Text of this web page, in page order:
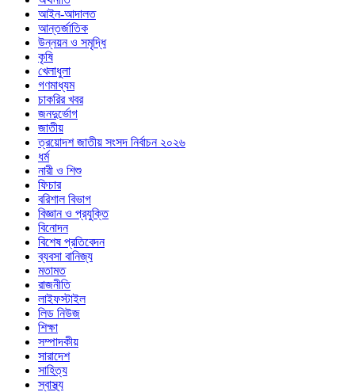
আইন-আদালত
আন্তর্জাতিক
উন্নয়ন ও সমৃদ্ধি
কৃষি
খেলাধুলা
গণমাধ্যম
চাকরির খবর
জনদুর্ভোগ
জাতীয়
ত্রয়োদশ জাতীয় সংসদ নির্বাচন ২০২৬
ধর্ম
নারী ও শিশু
ফিচার
বরিশাল বিভাগ
বিজ্ঞান ও প্রযুক্তি
বিনোদন
বিশেষ প্রতিবেদন
ব্যবসা বানিজ্য
মতামত
রাজনীতি
লাইফস্টাইল
লিড নিউজ
শিক্ষা
সম্পাদকীয়
সারাদেশ
সাহিত্য
স্বাস্থ্য